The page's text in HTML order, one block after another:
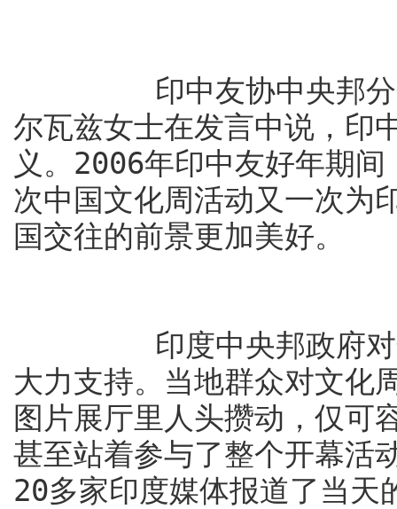
印中友协中央邦分会
尔瓦兹女士在发言中说，印
义。2006年印中友好年期
次中国文化周活动又一次为
国交往的前景更加美好。
印度中央邦政府对这
大力支持。当地群众对文化
图片展厅里人头攒动，仅可
甚至站着参与了整个开幕活
20多家印度媒体报道了当天